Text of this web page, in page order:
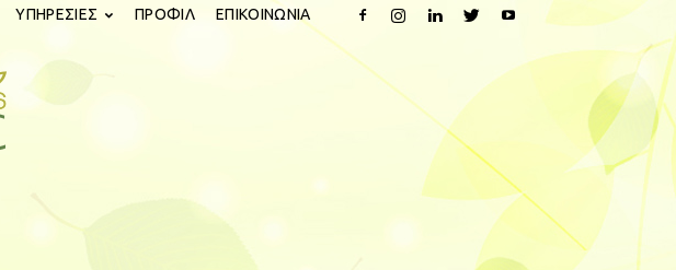
ΥΠΗΡΕΣΙΕΣ ΠΡΟΦΙΛ ΕΠΙΚΟΙΝΩΝΙΑ